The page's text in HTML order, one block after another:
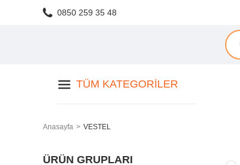
0850 259 35 48
TÜM KATEGORILER
Anasayfa VESTEL
ÜRÜN GRUPLARI